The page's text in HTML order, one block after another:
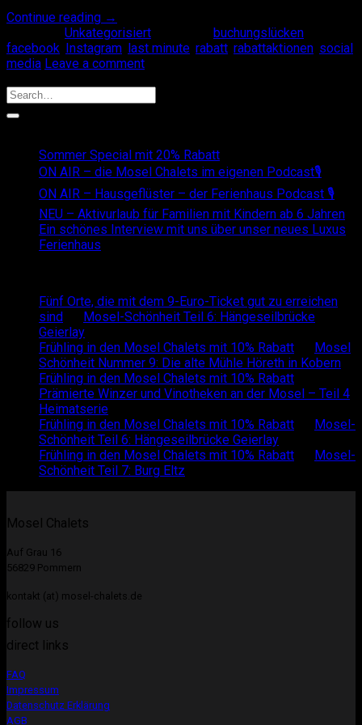
Continue reading →
Unkategorisiert buchungslücken
facebook
Instagram last minute rabatt rabattaktionen social
media Leave a comment
Sommer Special mit 20% Rabatt
ON AIR – die Mosel Chalets im eigenen Podcast🎙
ON AIR – Hausgeflüster – der Ferienhaus Podcast 🎙
NEU – Aktivurlaub für Familien mit Kindern ab 6 Jahren
Ein schönes Interview mit uns über unser neues Luxus
Ferienhaus
Fünf Orte, die mit dem 9-Euro-Ticket gut zu erreichen
sind
Mosel-Schönheit Teil 6: Hängeseilbrücke
Geierlay
Frühling in den Mosel Chalets mit 10% Rabatt
Mosel
Schönheit Nummer 9: Die alte Mühle Höreth in Kobern
Frühling in den Mosel Chalets mit 10% Rabatt
Prämierte Winzer und Vinotheken an der Mosel – Teil 4
Heimatserie
Frühling in den Mosel Chalets mit 10% Rabatt
Mosel-
Schönheit Teil 6: Hängeseilbrücke Geierlay
Frühling in den Mosel Chalets mit 10% Rabatt
Mosel-
Schönheit Teil 7: Burg Eltz
Mosel Chalets
Auf Grau 16
56829 Pommern
kontakt (at) mosel-chalets.de
follow us
direct links
FAQ
Impressum
Datenschutz Erklärung
AGB